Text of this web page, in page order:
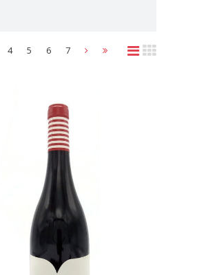
4 5 6 7